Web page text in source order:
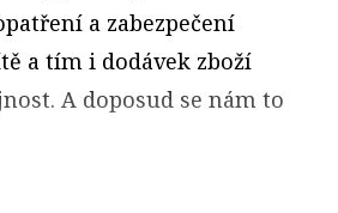
a zabezpečení
a tím i dodávek zboží
A doposud se nám to